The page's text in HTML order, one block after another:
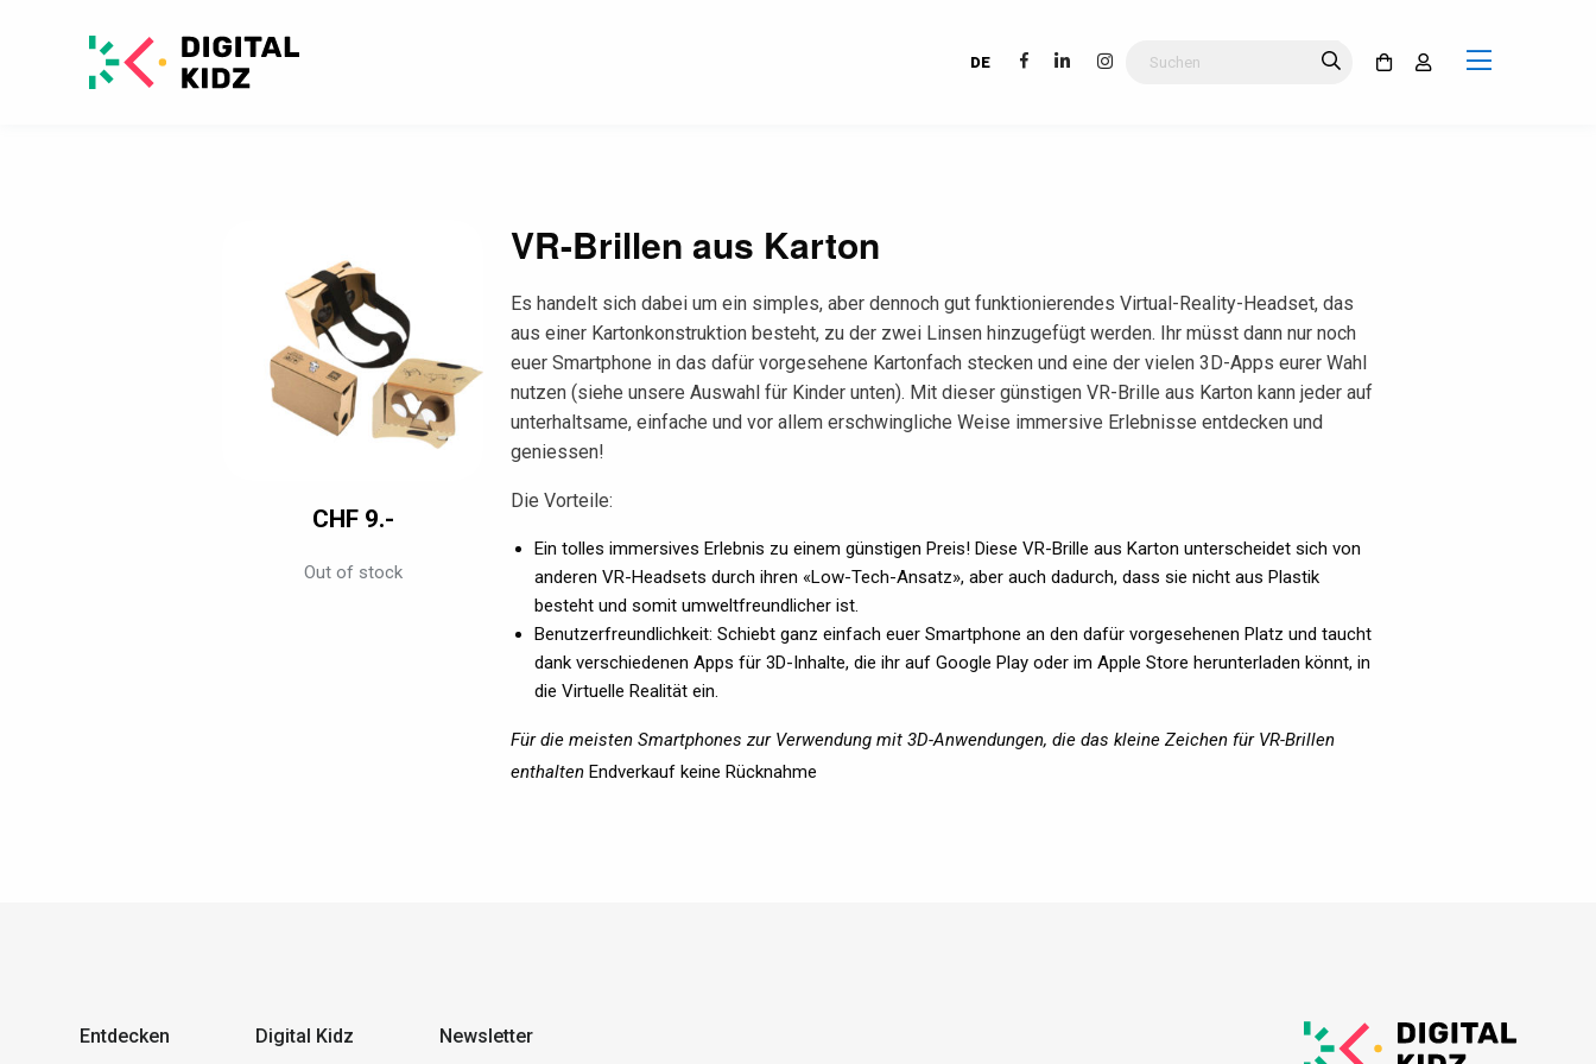
DE
CHF 9.-
Out of stock
VR-Brillen aus Karton
Es handelt sich dabei um ein simples, aber dennoch gut funktionierendes Virtual-Reality-Headset, das
aus einer Kartonkonstruktion besteht, zu der zwei Linsen hinzugefügt werden. Ihr müsst dann nur noch
euer Smartphone in das dafür vorgesehene Kartonfach stecken und eine der vielen 3D-Apps eurer Wahl
nutzen (siehe unsere Auswahl für Kinder unten). Mit dieser günstigen VR-Brille aus Karton kann jeder auf
unterhaltsame, einfache und vor allem erschwingliche Weise immersive Erlebnisse entdecken und
geniessen!
Die Vorteile:
Ein tolles immersives Erlebnis zu einem günstigen Preis! Diese VR-Brille aus Karton unterscheidet sich von
anderen VR-Headsets durch ihren «Low-Tech-Ansatz», aber auch dadurch, dass sie nicht aus Plastik
besteht und somit umweltfreundlicher ist.
Benutzerfreundlichkeit: Schiebt ganz einfach euer Smartphone an den dafür vorgesehenen Platz und taucht
dank verschiedenen Apps für 3D-Inhalte, die ihr auf Google Play oder im Apple Store herunterladen könnt, in
die Virtuelle Realität ein.
Für die meisten Smartphones zur Verwendung mit 3D-Anwendungen, die das kleine Zeichen für VR-Brillen
enthalten Endverkauf keine Rücknahme
Entdecken Digital Kidz Newsletter